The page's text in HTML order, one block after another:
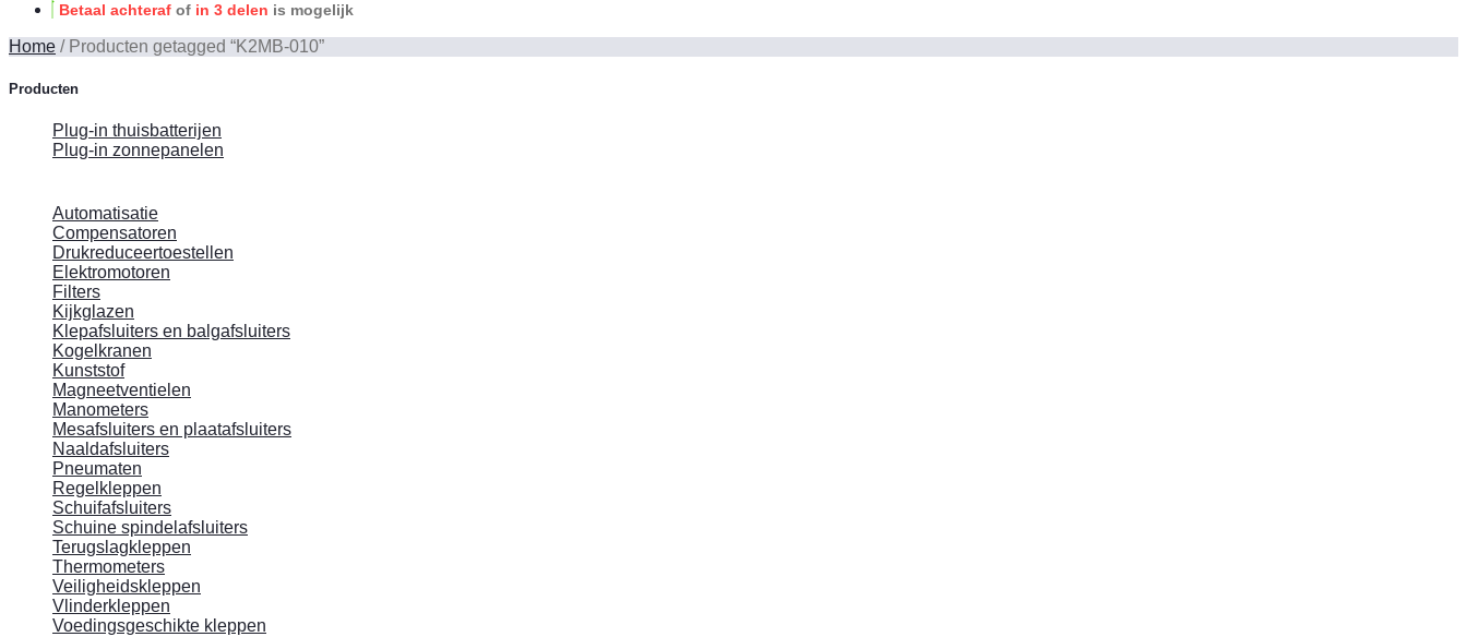
Betaal achteraf of in 3 delen is mogelijk
Home / Producten getagged “K2MB-010”
Producten
Plug-in thuisbatterijen
Plug-in zonnepanelen
Automatisatie
Compensatoren
Drukreduceertoestellen
Elektromotoren
Filters
Kijkglazen
Klepafsluiters en balgafsluiters
Kogelkranen
Kunststof
Magneetventielen
Manometers
Mesafsluiters en plaatafsluiters
Naaldafsluiters
Pneumaten
Regelkleppen
Schuifafsluiters
Schuine spindelafsluiters
Terugslagkleppen
Thermometers
Veiligheidskleppen
Vlinderkleppen
Voedingsgeschikte kleppen